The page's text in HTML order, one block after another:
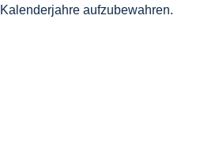
Kalenderjahre aufzubewahren.